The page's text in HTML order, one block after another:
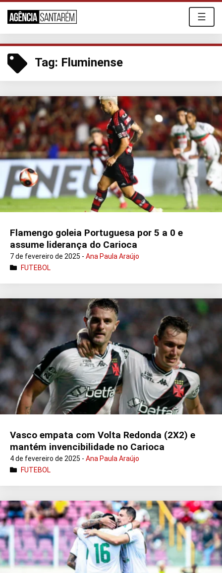
☰
Tag: Fluminense
Flamengo goleia Portuguesa por 5 a 0 e
assume liderança do Carioca
7 de fevereiro de 2025 - Ana Paula Araújo
FUTEBOL
Vasco empata com Volta Redonda (2X2) e
mantém invencibilidade no Carioca
4 de fevereiro de 2025 - Ana Paula Araújo
FUTEBOL